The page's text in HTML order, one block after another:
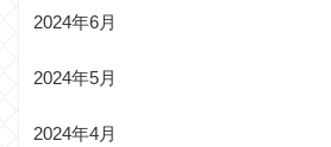
2024年6月
2024年5月
2024年4月